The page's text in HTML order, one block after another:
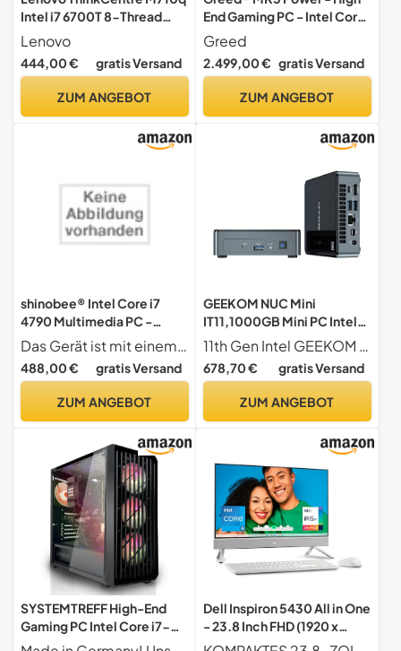
Intel i7 6700T 8-Thread
3.60 GHz Business Office
Multimedia Computer mit 3
Jahren Garantie! - 32 GB - 1
Windows 11 Prof. 64-Bit -
Lenovo
444,00 € gratis Versand
ZUM ANGEBOT
End Gaming PC - Intel Core
i9 12900KF + Nvidia
Geforce RTX 5070Ti 16GB -
Schneller RGB Computer +
GHZ - 32 GB DDR5 RAM -
Greed
2.499,00 € gratis Versand
ZUM ANGEBOT
shinobee® Intel Core i7
4790 Multimedia PC -
Schneller Computer für
Büro & Home Office -
Rechner mit 4 GHZ - 16GB
DVD+RW - USB3.0 - WLAN
Office | #6698
Das Gerät ist mit einem sehr schnellen i7 8-Thread Prozessor sowie schnellen 16 GB Markenarbeitsspeicher ausgestattet, die mehr als genug Leistung für rechenintensive Anwendungen, Multitasking und Multimedia bereitstellen. Die große 512 GB SSD + 1TB sind ideal um all ihre Daten zu speichern. Der schnelle DVD-Brenner sichert zuverlässig alles auf CD oder DVD.
488,00 € gratis Versand
ZUM ANGEBOT
GEEKOM NUC Mini
IT11,1000GB Mini PC Intel
Core i7-11390H (8 Threads,
12MB Cache, Max 5.00
GHz),32GB Dual DDR4 Mini
Intel Iris Xe | USB4 |
11th Gen Intel GEEKOM NUC 11 i7 Mini PC ist mit dem Intel Core i7-11390H Prozessor der 11. Generation ausgestattet, verfügt über 4 Kerne, 8 Threads und einen 12 MB Cache, die Turbo-Frequenz kann bis zu 5,00 GHz betragen. Es verfügt über einen leistungsstarken Intel Core i7 Prozessor, der hervorragende Leistung für die meisten Computing-Aufgaben bietet.
678,70 € gratis Versand
ZUM ANGEBOT
SYSTEMTREFF High-End
Gaming PC Intel Core i7-
14700KF 20x5.6GHz |
Dell Inspiron 5430 All in One
- 23.8 Inch FHD (1920 x
1080) Display, Intel Core